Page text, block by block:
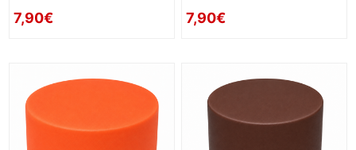
7,90€ 7,90€